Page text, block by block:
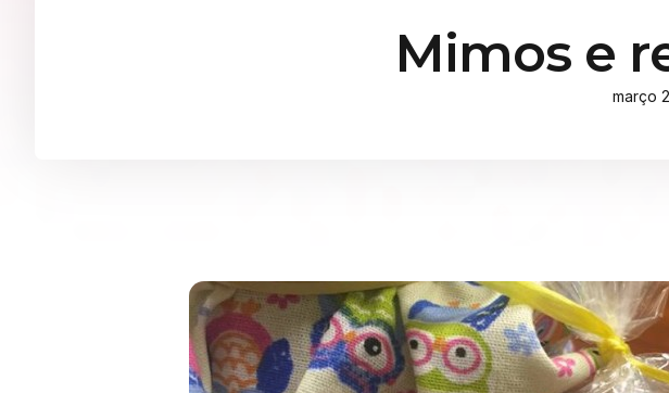
Mimos e
março